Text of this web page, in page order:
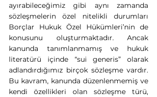
ayırabileceğimiz gibi aynı zamanda
sözleşmelerin özel nitelikli durumları
Borçlar Hukuk Özel Hükümleri’nin de
konusunu oluşturmaktadır. Ancak
kanunda tanımlanmamış ve hukuk
literatürü içinde “sui generis” olarak
adlandırdığımız birçok sözleşme vardır.
Bu kavram, kanunda düzenlenmemiş ve
kendi özellikleri olan sözleşme türü,